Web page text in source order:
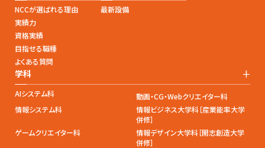
NCCが選ばれる理由
実績力
資格実績
目指せる職種
よくある質問
最新設備
学科 +
AIシステム科
動画・CG・Webクリエイター科
情報システム科
情報ビジネス大学科［産業能率大学
併修］
ゲームクリエイター科
情報デザイン大学科［開志創造大学
併修］